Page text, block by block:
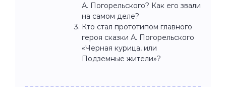
А. Погорельского? Как его звали
на самом деле?
Кто стал прототипом главного
героя сказки А. Погорельского
«Черная курица, или
Подземные жители»?